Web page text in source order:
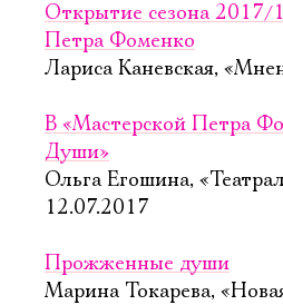
Открытие сезона 2017/
Петра Фоменко
Лариса Каневская,
В «Мастерской Петра
Души»
Ольга Егошина,
12.07.2017
Прожженные души
Марина Токарева,